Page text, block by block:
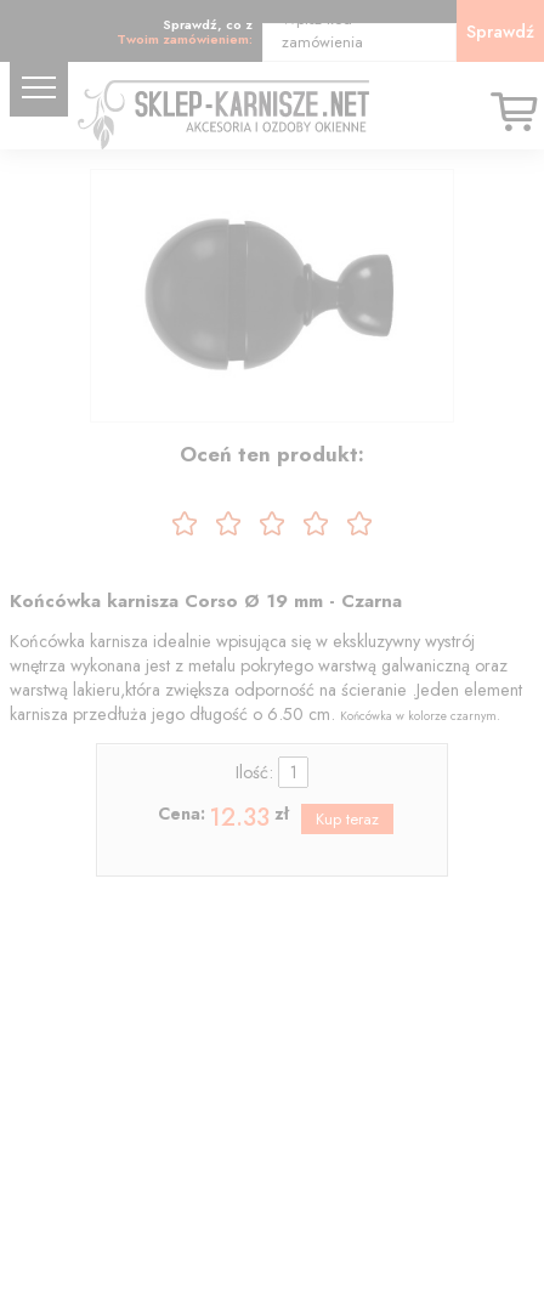
Sprawdź, co z
Twoim zamówieniem:
Wpisz kod
zamówienia
Sprawdź
Oceń ten produkt:
Końcówka karnisza Corso Ø 19 mm - Czarna
Końcówka karnisza idealnie wpisująca się w ekskluzywny wystrój
wnętrza wykonana jest z metalu pokrytego warstwą galwaniczną oraz
warstwą lakieru,która zwiększa odporność na ścieranie .Jeden element
karnisza przedłuża jego długość o 6.50 cm. Końcówka w kolorze czarnym.
Ilość:
Cena: 12.33 zł